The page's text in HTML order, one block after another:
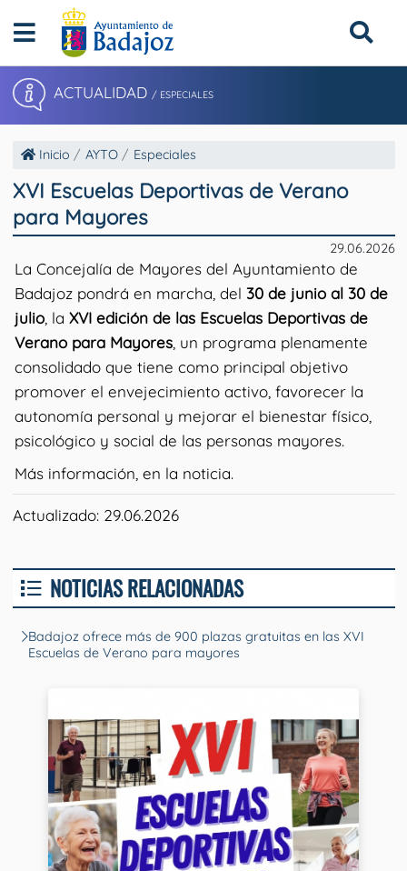
ACTUALIDAD / ESPECIALES
Inicio AYTO Especiales
XVI Escuelas Deportivas de Verano
para Mayores
29.06.2026
La Concejalía de Mayores del Ayuntamiento de
Badajoz pondrá en marcha, del 30 de junio al 30 de
julio, la XVI edición de las Escuelas Deportivas de
Verano para Mayores, un programa plenamente
consolidado que tiene como principal objetivo
promover el envejecimiento activo, favorecer la
autonomía personal y mejorar el bienestar físico,
psicológico y social de las personas mayores.
Más información, en la noticia.
Actualizado: 29.06.2026
NOTICIAS RELACIONADAS
Badajoz ofrece más de 900 plazas gratuitas en las XVI
Escuelas de Verano para mayores